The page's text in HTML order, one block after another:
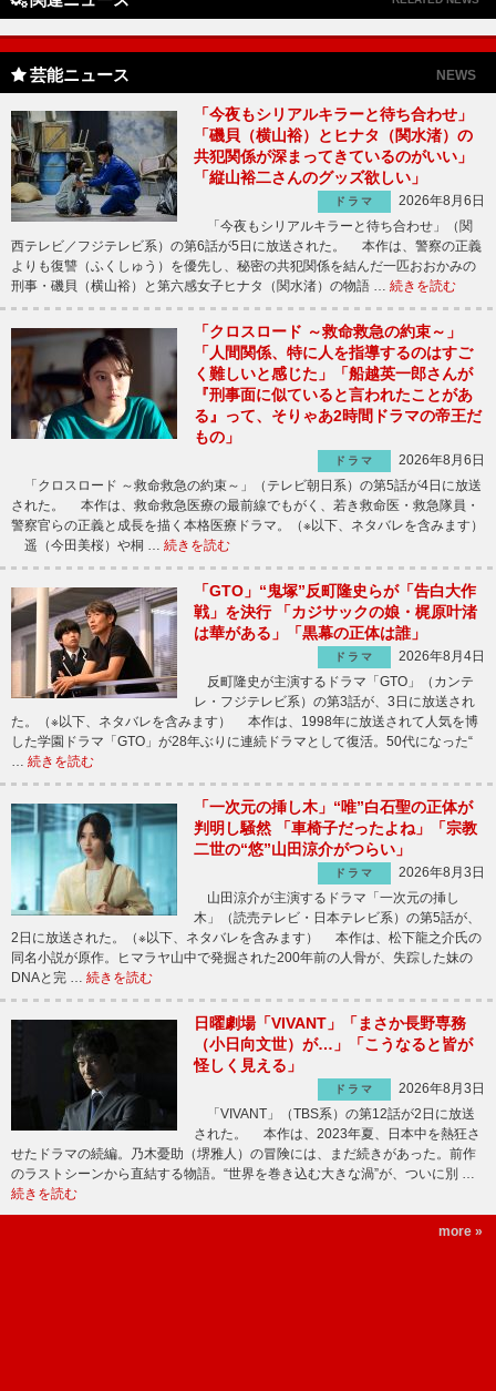
芸能ニュース NEWS
「今夜もシリアルキラーと待ち合わせ」
「磯貝（横山裕）とヒナタ（関水渚）の
共犯関係が深まってきているのがいい」
「縦山裕二さんのグッズ欲しい」
ドラマ
2026年8月6日
「今夜もシリアルキラーと待ち合わせ」（関
西テレビ／フジテレビ系）の第6話が5日に放送された。 本作は、警察の正義
よりも復讐（ふくしゅう）を優先し、秘密の共犯関係を結んだ一匹おおかみの
刑事・磯貝（横山裕）と第六感女子ヒナタ（関水渚）の物語 … 続きを読む
「クロスロード ～救命救急の約束～」
「人間関係、特に人を指導するのはすご
く難しいと感じた」「船越英一郎さんが
『刑事面に似ていると言われたことがあ
る』って、そりゃあ2時間ドラマの帝王だ
もの」
ドラマ
2026年8月6日
「クロスロード ～救命救急の約束～」（テレビ朝日系）の第5話が4日に放送
された。 本作は、救命救急医療の最前線でもがく、若き救命医・救急隊員・
警察官らの正義と成長を描く本格医療ドラマ。（※以下、ネタバレを含みます）
遥（今田美桜）や桐 … 続きを読む
「GTO」“鬼塚”反町隆史らが「告白大作
戦」を決行 「カジサックの娘・梶原叶渚
は華がある」「黒幕の正体は誰」
ドラマ
2026年8月4日
反町隆史が主演するドラマ「GTO」（カンテ
レ・フジテレビ系）の第3話が、3日に放送され
た。（※以下、ネタバレを含みます） 本作は、1998年に放送されて人気を博
した学園ドラマ「GTO」が28年ぶりに連続ドラマとして復活。50代になった“
… 続きを読む
「一次元の挿し木」“唯”白石聖の正体が
判明し騒然 「車椅子だったよね」「宗教
二世の“悠”山田涼介がつらい」
ドラマ
2026年8月3日
山田涼介が主演するドラマ「一次元の挿し
木」（読売テレビ・日本テレビ系）の第5話が、
2日に放送された。（※以下、ネタバレを含みます） 本作は、松下龍之介氏の
同名小説が原作。ヒマラヤ山中で発掘された200年前の人骨が、失踪した妹の
DNAと完 … 続きを読む
日曜劇場「VIVANT」「まさか長野専務
（小日向文世）が…」「こうなると皆が
怪しく見える」
ドラマ
2026年8月3日
「VIVANT」（TBS系）の第12話が2日に放送
された。 本作は、2023年夏、日本中を熱狂さ
せたドラマの続編。乃木憂助（堺雅人）の冒険には、まだ続きがあった。前作
のラストシーンから直結する物語。“世界を巻き込む大きな渦”が、ついに別 …
続きを読む
more »